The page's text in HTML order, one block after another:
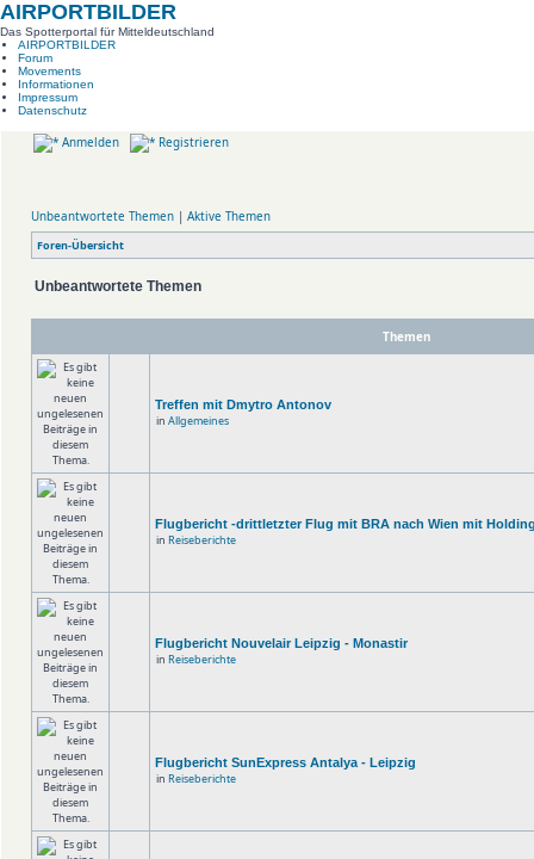
AIRPORTBILDER
Das Spotterportal für Mitteldeutschland
AIRPORTBILDER
Forum
Movements
Informationen
Impressum
Datenschutz
Anmelden Registrieren
Unbeantwortete Themen | Aktive Themen
Foren-Übersicht
Unbeantwortete Themen
Themen
Treffen mit Dmytro Antonov
in Allgemeines
Flugbericht -drittletzter Flug mit BRA nach Wien mit
in Reiseberichte
Flugbericht Nouvelair Leipzig - Monastir
in Reiseberichte
Flugbericht SunExpress Antalya - Leipzig
in Reiseberichte